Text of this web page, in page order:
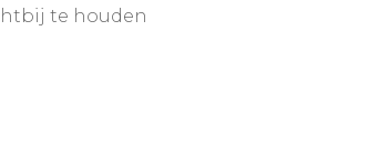
te houden